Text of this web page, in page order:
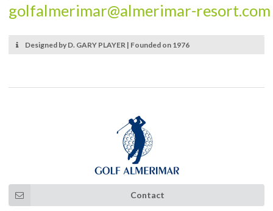
golfalmerimar@almerimar-resort.com
Designed by D. GARY PLAYER | Founded on 1976
Contact